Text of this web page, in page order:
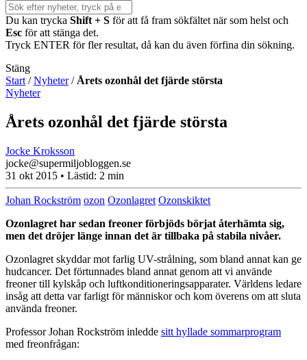
Du kan trycka Shift + S för att få fram sökfältet när som helst och
Esc för att stänga det.
Tryck ENTER för fler resultat, då kan du även förfina din sökning.
Stäng
Start /Nyheter/ Årets ozonhål det fjärde största
Nyheter
Årets ozonhål det fjärde största
Jocke Kroksson
jocke@supermiljobloggen.se
31 okt 2015 • Lästid: 2 min
Johan Rockström ozon Ozonlagret Ozonskiktet
Ozonlagret har sedan freoner förbjöds börjat återhämta sig,
men det dröjer länge innan det är tillbaka på stabila nivåer.
Ozonlagret skyddar mot farlig UV-strålning, som bland annat kan ge
hudcancer. Det förtunnades bland annat genom att vi använde
freoner till kylskåp och luftkonditioneringsapparater. Världens ledare
insåg att detta var farligt för människor och kom överens om att sluta
använda freoner.
Professor Johan Rockström inledde sitt hyllade sommarprogram
med freonfrågan: